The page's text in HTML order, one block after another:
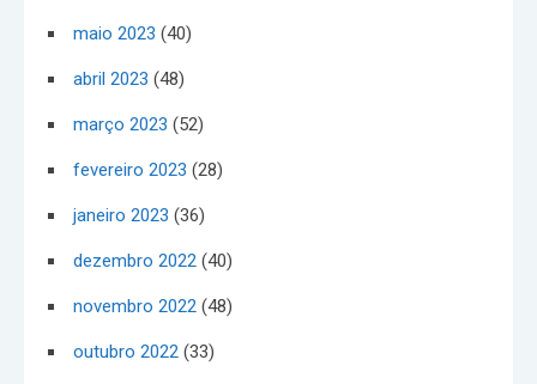
maio 2023 (40)
abril 2023 (48)
março 2023 (52)
fevereiro 2023 (28)
janeiro 2023 (36)
dezembro 2022 (40)
novembro 2022 (48)
outubro 2022 (33)